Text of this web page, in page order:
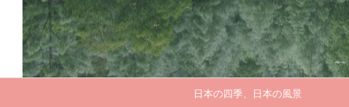
日本の四季、日本の風景